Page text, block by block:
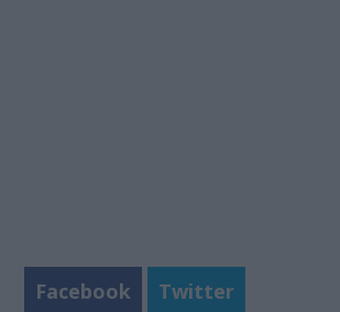
Facebook
Twitter